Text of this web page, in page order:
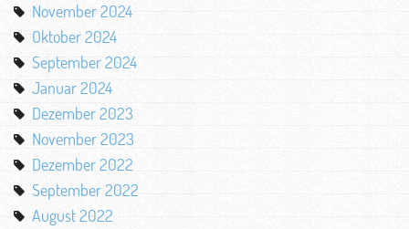
November 2024
Oktober 2024
September 2024
Januar 2024
Dezember 2023
November 2023
Dezember 2022
September 2022
August 2022